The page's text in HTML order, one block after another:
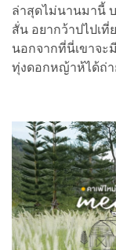
ล่าสุดไม่นานมานี้
สั่น อยากว้าปไปเที่
นอกจากที่นี่เขาจะ
ทุ่งดอกหญ้าห้ได้ถ่า